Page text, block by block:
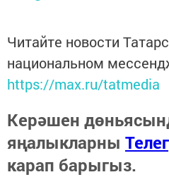
Читайте новости
национальном
https://max.ru/tatmedia
Керәшен
яңалыкларны
карап барыгыз.